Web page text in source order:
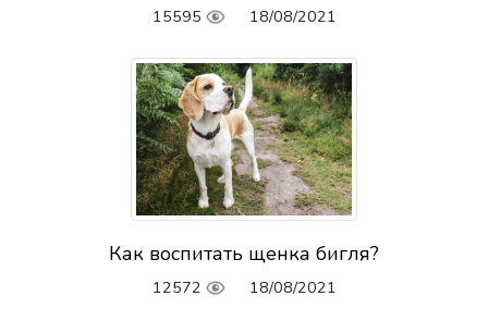
15595 18/08/2021
Как воспитать щенка бигля?
12572 18/08/2021